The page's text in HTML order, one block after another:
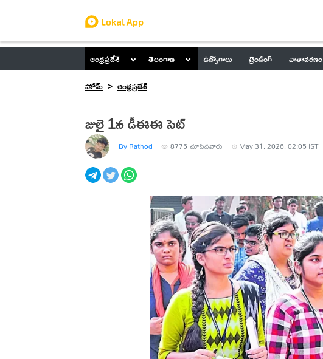
ఆంధ్రప్రదేశ్ తెలంగాణ ఉద్యోగాలు ట్రెండింగ్ వాతావరణం
హోమ్
ఆంధ్రప్రదేశ్
జులై 1న డీఈఈ సెట్
By Rathod 8775 చూసినవారు May 31, 2026, 02:05 IST